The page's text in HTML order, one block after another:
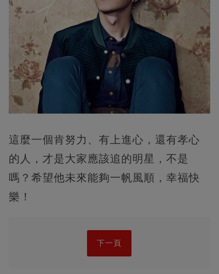
這麼一個肯努力、有上進心，還有孝心
的人，才是大家應該追的明星，不是
嗎？希望他未來能夠一帆風順，幸福快
樂！
下一頁